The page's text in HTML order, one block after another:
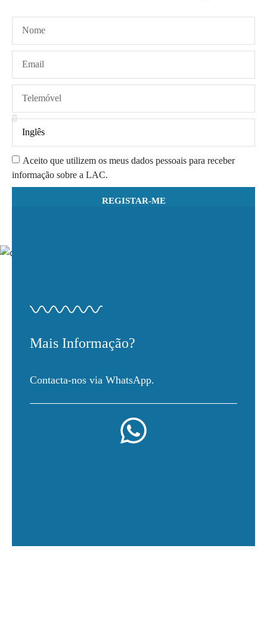
Aceito que utilizem os meus dados pessoais para receber
informação sobre a LAC.
REGISTAR-ME
Mais Informação?
Contacta-nos via WhatsApp.